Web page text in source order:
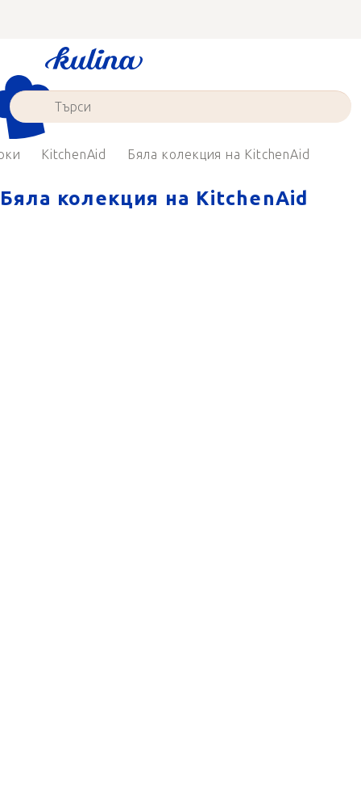
съдържанието
KitchenAid Бяла колекция на KitchenAid
Бяла колекция на KitchenAid